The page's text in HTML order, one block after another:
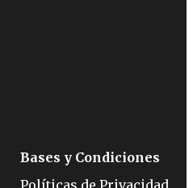
Bases y Condiciones
Políticas de Privacidad